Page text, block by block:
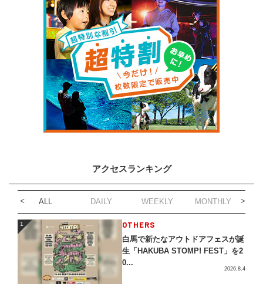
アクセスランキング
ALL DAILY WEEKLY MONTHLY
1 OTHERS
白馬で新たなアウトドアフェスが誕
生「HAKUBA STOMP! FEST」を2
0...
2026.8.4